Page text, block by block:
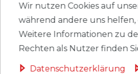
HERSTELLER
Briefmarken BRD
Wir nutzen Cookies auf
während andere uns
Weitere Informationen zu
Rechten als Nutzer finden
Daten­schutz­erklärung